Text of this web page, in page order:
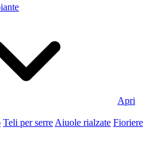
Apri
Teli per serre Aiuole rialzate Fioriere